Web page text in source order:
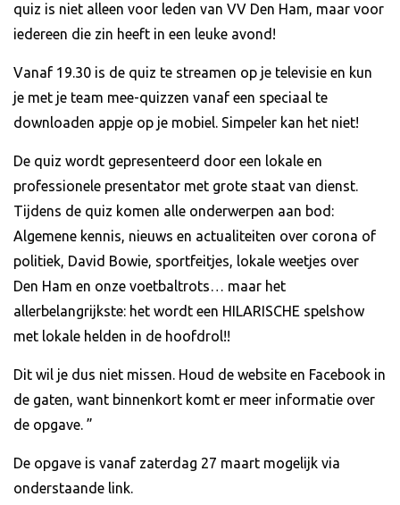
quiz is niet alleen voor leden van VV Den Ham, maar voor
iedereen die zin heeft in een leuke avond!
Vanaf 19.30 is de quiz te streamen op je televisie en kun
je met je team mee-quizzen vanaf een speciaal te
downloaden appje op je mobiel. Simpeler kan het niet!
De quiz wordt gepresenteerd door een lokale en
professionele presentator met grote staat van dienst.
Tijdens de quiz komen alle onderwerpen aan bod:
Algemene kennis, nieuws en actualiteiten over corona of
politiek, David Bowie, sportfeitjes, lokale weetjes over
Den Ham en onze voetbaltrots… maar het
allerbelangrijkste: het wordt een HILARISCHE spelshow
met lokale helden in de hoofdrol!!
Dit wil je dus niet missen. Houd de website en Facebook in
de gaten, want binnenkort komt er meer informatie over
de opgave. ”
De opgave is vanaf zaterdag 27 maart mogelijk via
onderstaande link.